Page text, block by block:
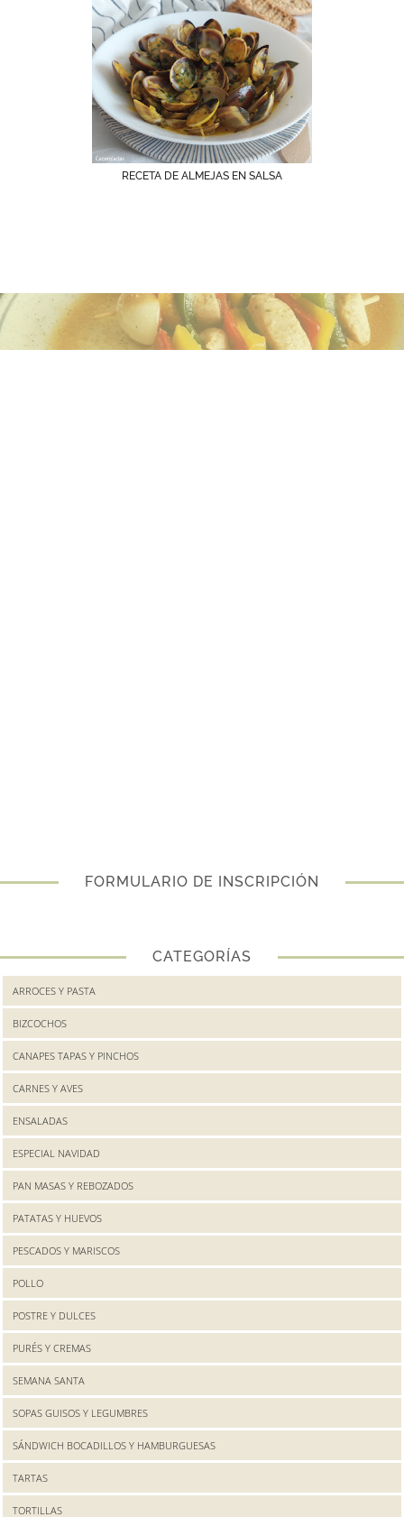
RECETA DE ALMEJAS EN SALSA
FORMULARIO DE INSCRIPCIÓN
CATEGORÍAS
ARROCES Y PASTA
BIZCOCHOS
CANAPES TAPAS Y PINCHOS
CARNES Y AVES
ENSALADAS
ESPECIAL NAVIDAD
PAN MASAS Y REBOZADOS
PATATAS Y HUEVOS
PESCADOS Y MARISCOS
POLLO
POSTRE Y DULCES
PURÉS Y CREMAS
SEMANA SANTA
SOPAS GUISOS Y LEGUMBRES
SÁNDWICH BOCADILLOS Y HAMBURGUESAS
TARTAS
TORTILLAS